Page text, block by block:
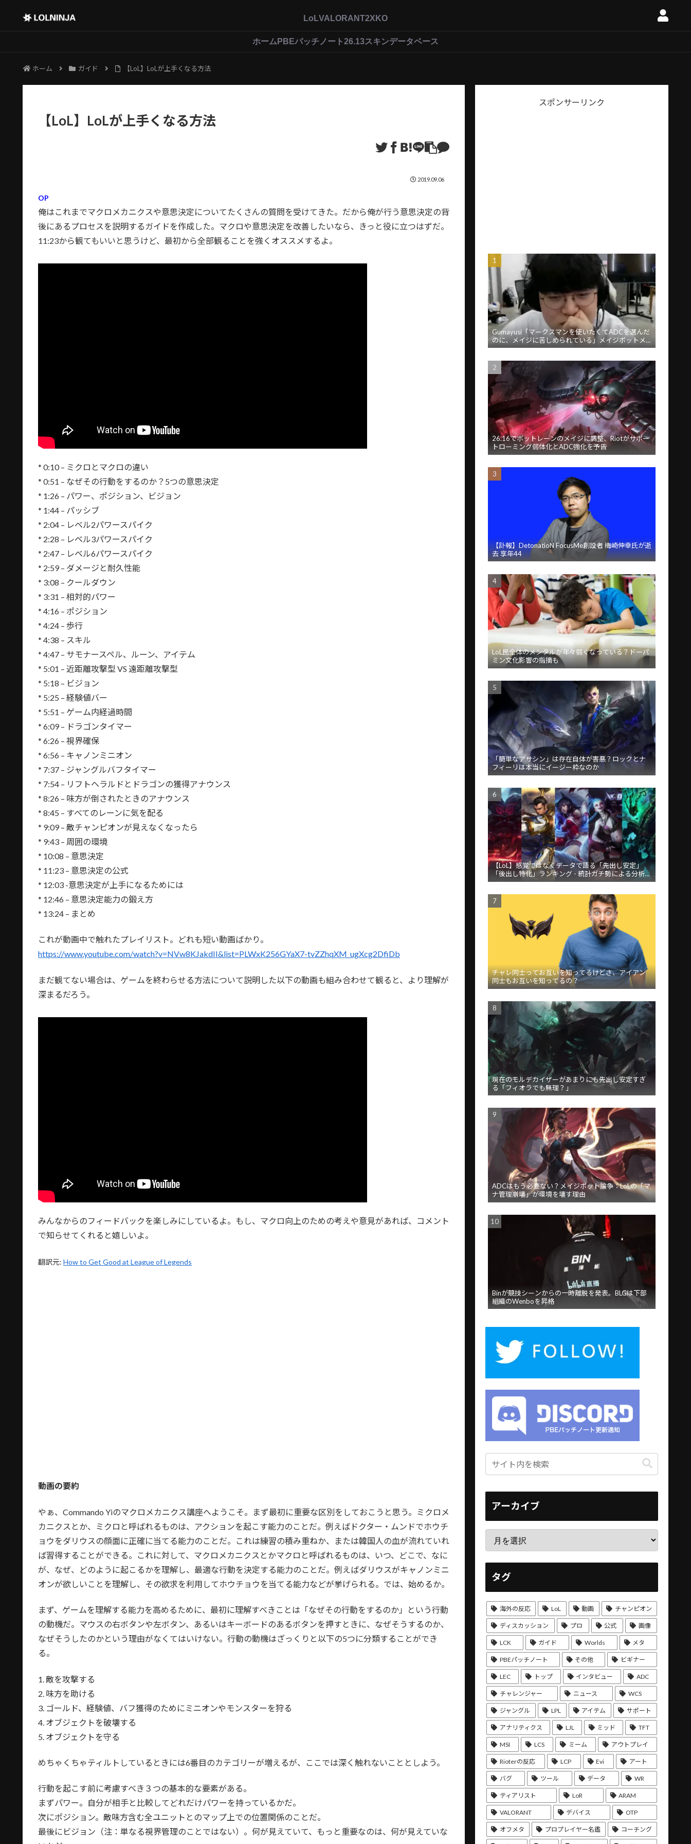
LoLVALORANT2XKO
ホーム PBEパッチノート26.13スキンデータベース
ホーム ガイド 【LoL】LoLが上手くなる方法
【LoL】LoLが上手くなる方法
2019.09.06
OP
俺はこれまでマクロメカニクスや意思決定についてたくさんの質問を受けてきた。だから俺が行う意思決定の背
後にあるプロセスを説明するガイドを作成した。マクロや意思決定を改善したいなら、きっと役に立つはずだ。
11:23から観てもいいと思うけど、最初から全部観ることを強くオススメするよ。
* 0:10 – ミクロとマクロの違い
* 0:51 – なぜその行動をするのか？5つの意思決定
* 1:26 – パワー、ポジション、ビジョン
* 1:44 – パッシブ
* 2:04 – レベル2パワースパイク
* 2:28 – レベル3パワースパイク
* 2:47 – レベル6パワースパイク
* 2:59 – ダメージと耐久性能
* 3:08 – クールダウン
* 3:31 – 相対的パワー
* 4:16 – ポジション
* 4:24 – 歩行
* 4:38 – スキル
* 4:47 – サモナースペル、ルーン、アイテム
* 5:01 – 近距離攻撃型 VS 遠距離攻撃型
* 5:18 – ビジョン
* 5:25 – 経験値バー
* 5:51 – ゲーム内経過時間
* 6:09 – ドラゴンタイマー
* 6:26 – 視界確保
* 6:56 – キャノンミニオン
* 7:37 – ジャングルバフタイマー
* 7:54 – リフトヘラルドとドラゴンの獲得アナウンス
* 8:26 – 味方が倒されたときのアナウンス
* 8:45 – すべてのレーンに気を配る
* 9:09 – 敵チャンピオンが見えなくなったら
* 9:43 – 周囲の環境
* 10:08 – 意思決定
* 11:23 – 意思決定の公式
* 12:03 -意思決定が上手になるためには
* 12:46 – 意思決定能力の鍛え方
* 13:24 – まとめ
これが動画中で触れたプレイリスト。どれも短い動画ばかり。
https://www.youtube.com/watch?v=NVw8KJakdII&list=PLWxK256GYaX7-tvZZhqXM_ugXcg2DfiDb
まだ観てない場合は、ゲームを終わらせる方法について説明した以下の動画も組み合わせて観ると、より理解が
深まるだろう。
みんなからのフィードバックを楽しみにしているよ。もし、マクロ向上のための考えや意見があれば、コメント
で知らせてくれると嬉しいよ。
翻訳元: How to Get Good at League of Legends
動画の要約
やぁ、Commando Yiのマクロメカニクス講座へようこそ。まず最初に重要な区別をしておこうと思う。ミクロメ
カニクスとか、ミクロと呼ばれるものは、アクションを起こす能力のことだ。例えばドクター・ムンドでホウチ
ョウをダリウスの顔面に正確に当てる能力のことだ。これは練習の積み重ねか、または韓国人の血が流れていれ
ば習得することができる。これに対して、マクロメカニクスとかマクロと呼ばれるものは、いつ、どこで、なに
が、なぜ、どのように起こるかを理解し、最適な行動を決定する能力のことだ。例えばダリウスがキャノンミニ
オンが欲しいことを理解し、その欲求を利用してホウチョウを当てる能力などが挙げられる。では、始めるか。
まず、ゲームを理解する能力を高めるために、最初に理解すべきことは「なぜその行動をするのか」という行動
の動機だ。マウスの右ボタンや左ボタン、あるいはキーボードのあるボタンを押すときに、なぜそうするのか、
なぜそうしたのかという理由がなくてはいけない。行動の動機はざっくりと以下の5つに分類することができ
る。
1. 敵を攻撃する
2. 味方を助ける
3. ゴールド、経験値、バフ獲得のためにミニオンやモンスターを狩る
4. オブジェクトを破壊する
5. オブジェクトを守る
めちゃくちゃティルトしているときには6番目のカテゴリーが増えるが、ここでは深く触れないこととしよう。
行動を起こす前に考慮すべき３つの基本的な要素がある。
まずパワー。自分が相手と比較してどれだけパワーを持っているかだ。
次にポジション。敵味方含む全ユニットとのマップ上での位置関係のことだ。
最後にビジョン（注：単なる視界管理のことではない）。何が見えていて、もっと重要なのは、何が見えていな
スポンサーリンク
Gumayusi「マークスマンを使いたくてADCを選んだ
のに、メイジに苦しめられている」メイジボットメ
タに苦言
26.16でボットレーンのメイジに調整、Riotがサポー
トローミング弱体化とADC強化を予告
【訃報】DetonatioN FocusMe創設者 梅崎伸幸氏が逝
去 享年44
LoL民全体のメンタルが年々弱くなっている？ドーパ
ミン文化影響の指摘も
「簡単なアサシン」は存在自体が害悪？ロックとナ
フィーリは本当にイージー枠なのか
【LoL】感覚ではなくデータで語る「先出し安定」
「後出し特化」ランキング - 統計ガチ勢による分析が
話題
チャレ同士ってお互いを知ってるけどさ、アイアン
同士もお互いを知ってるの？
現在のモルデカイザーがあまりにも先出し安定すぎ
る「フィオラでも無理？」
ADCはもう必要ない？メイジボット論争：LoLの「マ
ナ管理崩壊」が環境を壊す理由
Binが競技シーンからの一時離脱を発表。BLGは下部
組織のWenboを昇格
アーカイブ
タグ
海外の反応 LoL 動画 チャンピオン
ディスカッション プロ 公式 画像
LCK ガイド Worlds メタ
PBEパッチノート その他 ビギナー
LEC トップ インタビュー ADC
チャレンジャー ニュース WCS
ジャングル LPL アイテム サポート
アナリティクス LJL ミッド TFT
MSI LCS ミーム アウトプレイ
Rioterの反応 LCP Evi アート
バグ ツール データ WR
ティアリスト LoR ARAM
VALORANT デバイス OTP
オフメタ プロプレイヤー名鑑 コーチング